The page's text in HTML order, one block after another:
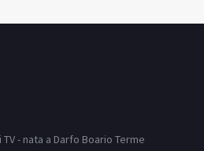
- nata a Darfo Boario Terme